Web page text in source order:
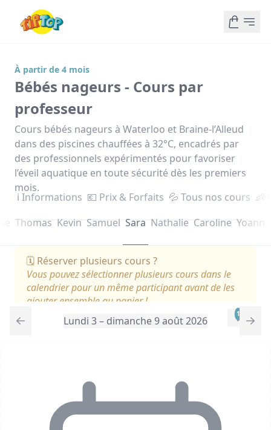
À partir de 4 mois
Bébés nageurs - Cours par
professeur
Cours bébés nageurs à Waterloo et Braine-l’Alleud
dans des piscines chauffées à 32°C, encadrés par
des professionnels expérimentés pour favoriser
l’éveil aquatique en toute sécurité dès les premiers
mois.
ℹ️ Informations 💶 Prix & Forfaits 💦 Tous nos cours 👶
Thomas Kevin Samuel Sara Nathalie Caroline Yoann
🗓️ Réserver plusieurs cours ?
Vous pouvez sélectionner plusieurs cours dans le
calendrier pour un même participant avant de les
ajouter ensemble au panier !
Lundi 3 – dimanche 9 août 2026
1